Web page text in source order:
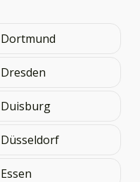
Dortmund
Dresden
Duisburg
Düsseldorf
Essen